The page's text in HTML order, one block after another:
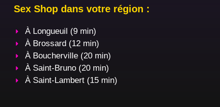
Sex Shop dans votre région :
À Longueuil (9 min)
À Brossard (12 min)
À Boucherville (20 min)
À Saint-Bruno (20 min)
À Saint-Lambert (15 min)